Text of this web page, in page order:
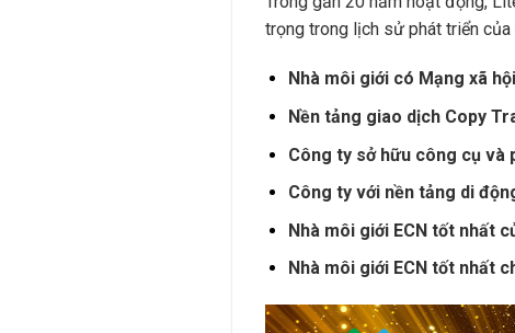
trọng trong lịch sử phát triển của
Nhà môi giới có Mạng xã
Nền tảng giao dịch Copy
Công ty sở hữu công cụ và
Công ty với nền tảng di
Nhà môi giới ECN tốt nhất
Nhà môi giới ECN tốt nhất